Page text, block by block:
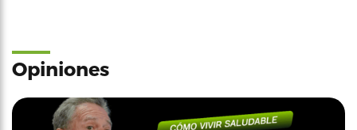
Opiniones